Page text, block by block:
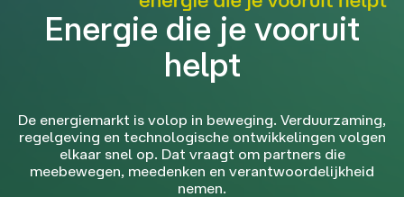
Energie die je vooruit
helpt
De energiemarkt is volop in beweging. Verduurzaming,
regelgeving en technologische ontwikkelingen volgen
elkaar snel op. Dat vraagt om partners die
meebewegen, meedenken en verantwoordelijkheid
nemen.